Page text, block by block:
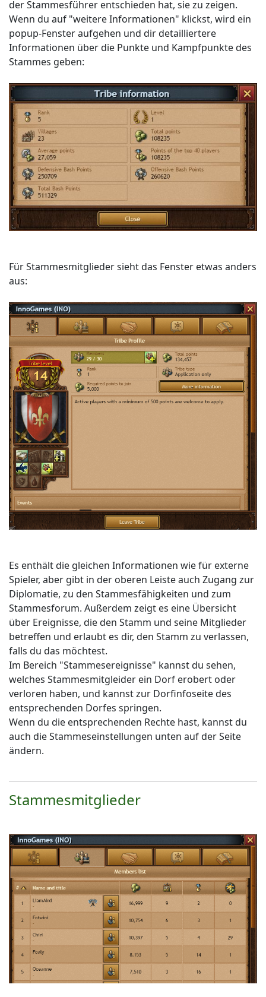
der Stammesführer entschieden hat, sie zu zeigen.
Wenn du auf "weitere Informationen" klickst, wird ein
popup-Fenster aufgehen und dir detailliertere
Informationen über die Punkte und Kampfpunkte des
Stammes geben:
Für Stammesmitglieder sieht das Fenster etwas anders
aus:
Es enthält die gleichen Informationen wie für externe
Spieler, aber gibt in der oberen Leiste auch Zugang zur
Diplomatie, zu den Stammesfähigkeiten und zum
Stammesforum. Außerdem zeigt es eine Übersicht
über Ereignisse, die den Stamm und seine Mitglieder
betreffen und erlaubt es dir, den Stamm zu verlassen,
falls du das möchtest.
Im Bereich "Stammesereignisse" kannst du sehen,
welches Stammesmitgleider ein Dorf erobert oder
verloren haben, und kannst zur Dorfinfoseite des
entsprechenden Dorfes springen.
Wenn du die entsprechenden Rechte hast, kannst du
auch die Stammeseinstellungen unten auf der Seite
ändern.
Stammesmitglieder